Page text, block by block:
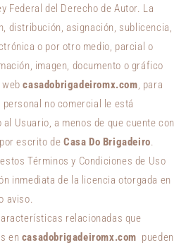
Federal del Derecho de Autor. La
distribución, asignación, sublicencia,
o por otro medio, parcial o
imagen, documento o gráfico
webcasadobrigadeiromx.com, para
no comercial le está
Usuario, a menos de que cuente con
escrito deCasa Do Brigadeiro.
Términos y Condiciones de Uso
inmediata de la licencia otorgada en
aviso.
relacionadas que
en casadobrigadeiromx.com pueden